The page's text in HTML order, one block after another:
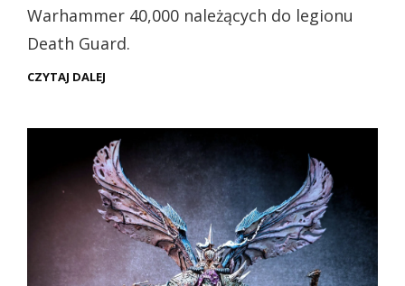
Warhammer 40,000 należących do legionu
Death Guard.
CZYTAJ DALEJ
DEMONICZNA
MASZYNA
DEATH
GUARD
(PREZENTACJA)